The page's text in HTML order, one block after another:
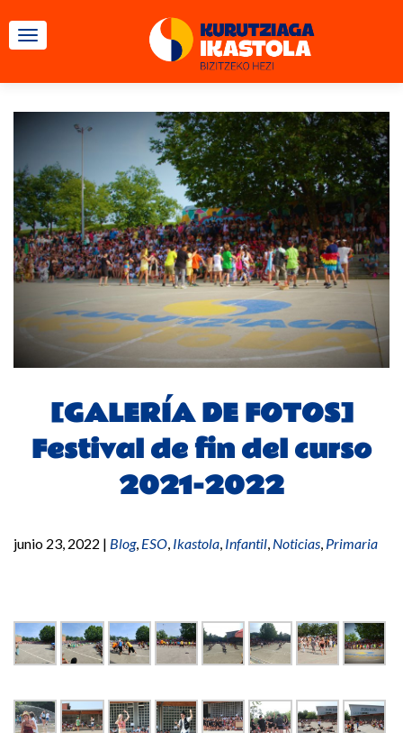
CAMBIAR NAVEGACIÓN
[GALERÍA DE FOTOS]
Festival de fin del curso
2021-2022
junio 23, 2022 | Blog, ESO, Ikastola, Infantil, Noticias, Primaria